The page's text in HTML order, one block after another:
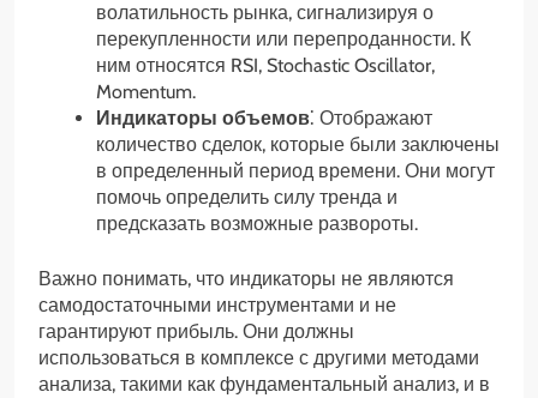
волатильность рынка, сигнализируя о
перекупленности или перепроданности. К
ним относятся RSI, Stochastic Oscillator,
Momentum.
Индикаторы объемов⁚ Отображают
количество сделок, которые были заключены
в определенный период времени. Они могут
помочь определить силу тренда и
предсказать возможные развороты.
Важно понимать, что индикаторы не являются
самодостаточными инструментами и не
гарантируют прибыль. Они должны
использоваться в комплексе с другими методами
анализа, такими как фундаментальный анализ, и в